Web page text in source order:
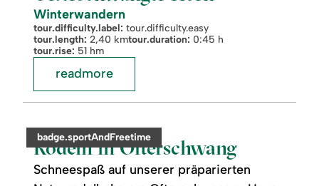
Winterwandern
tour.difficulty.label: tour.difficulty.easy
tour.length: 2,40 kmtour.duration: 0:45 h
tour.rise: 51 hm
readmore
category:
badge.sportAndFreetime
Rodeln in Ofterschwang
Schneespaß auf unserer präparierten
readmore:
in
Ofterschwang